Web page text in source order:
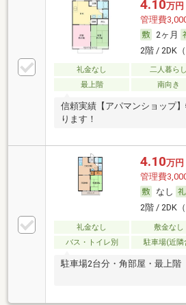
4.10万円
管理費
2ヶ月
2階 / 2DK
礼金なし 二人暮らし
最上階
南向き
信頼実績【アパマンショップ
ります！
4.10万円
管理費
なし
2階 / 2DK
礼金なし 敷金なし
バス・トイレ別
駐車場(近隣
駐車場2台分・角部屋・最上階